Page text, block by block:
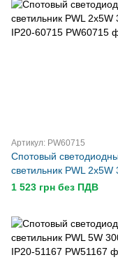
Артикул: PW60715
Спотовый
светильник PWL 2x5W
IP20-60715
1 523 грн без ПДВ